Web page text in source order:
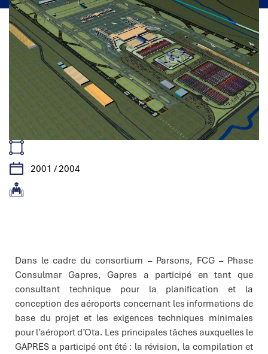
2001 / 2004
Dans le cadre du consortium – Parsons, FCG – Phase
Consulmar Gapres, Gapres a participé en tant que
consultant technique pour la planification et la
conception des aéroports concernant les informations de
base du projet et les exigences techniques minimales
pour l’aéroport d’Ota. Les principales tâches auxquelles le
GAPRES a participé ont été : la révision, la compilation et